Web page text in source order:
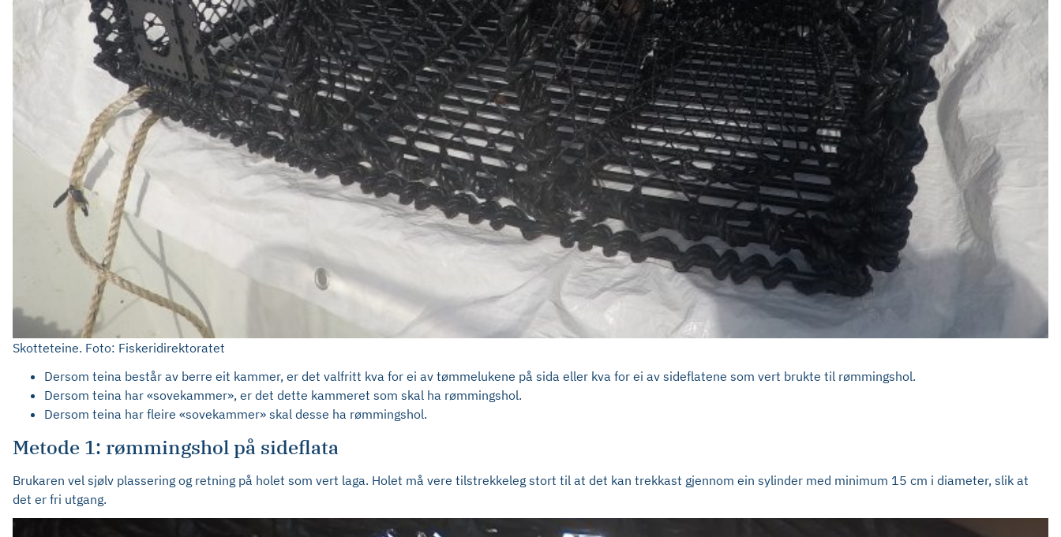
Skotteteine. Foto: Fiskeridirektoratet
Dersom teina består av berre eit kammer, er det valfritt kva for ei av tømmelukene på sida eller kva for ei av sideflatene som vert brukte til rømmingshol.
Dersom teina har «sovekammer», er det dette kammeret som skal ha rømmingshol.
Dersom teina har fleire «sovekammer» skal desse ha rømmingshol.
Metode 1: rømmingshol på sideflata
Brukaren vel sjølv plassering og retning på holet som vert laga. Holet må vere tilstrekkeleg stort til at det kan trekkast gjennom ein sylinder med minimum 15 cm i diameter, slik at
det er fri utgang.